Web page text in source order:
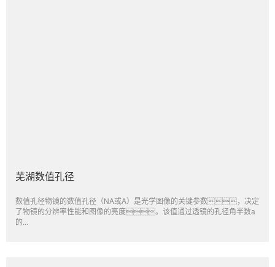
芜湖数值孔径
数值孔径物镜的数值孔径（NA或A）是光学图像的关键参数，决定
了物镜的分辨率性能和图像的亮度。该值通过透镜的孔径角半数a
的...